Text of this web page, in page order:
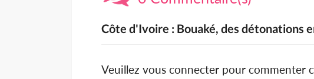
Côte d'Ivoire : Bouaké, des détonations
Veuillez vous connecter pour commenter